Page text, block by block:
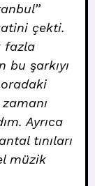
çekti.
fazla
bu şarkıyı
Ayrıca
tınıları
müzik